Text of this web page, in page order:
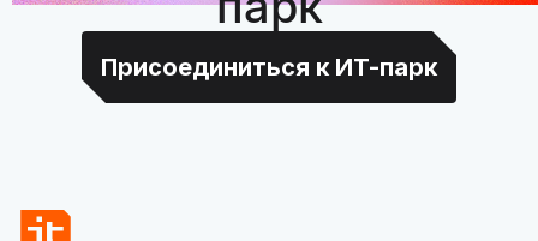
Присоединиться к ИТ-парк